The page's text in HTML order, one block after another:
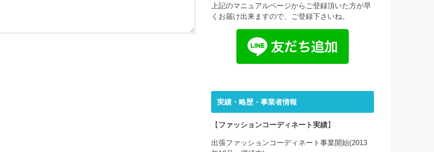
上記のマニュアルページからご登録頂いた方が早
くお届け出来ますので、ご登録下さいね。
実績・略歴・事業者情報
【 ファッションコーディネート実績】
出張ファッションコーディネート事業開始(2013